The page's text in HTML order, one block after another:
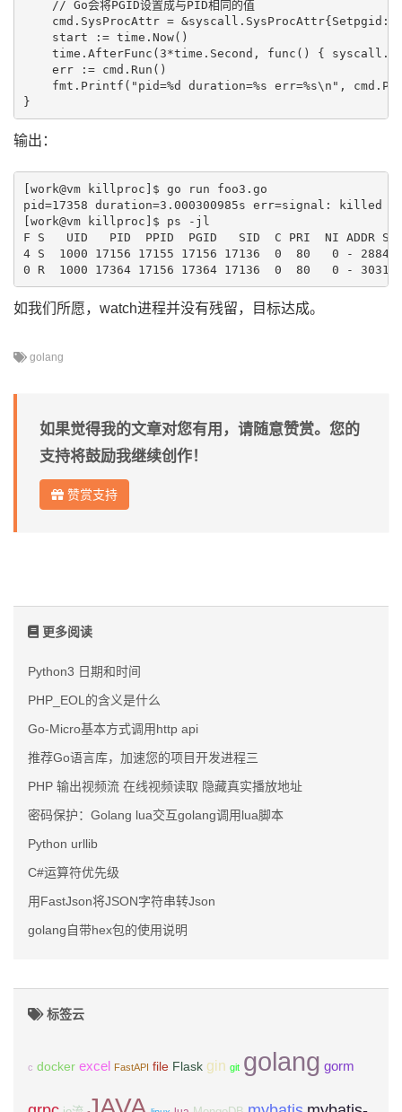
    // Go会将PGID设置成与PID相同的值
cmd.SysProcAttr = &syscall.SysProcAttr{Setpgid:
    start := time.Now()
time.AfterFunc(3*time.Second, func() {
    err := cmd.Run()
fmt.Printf("pid=%d duration=%s err=%s\n",
输出：
[work@vm killproc]$ go run foo3.go
pid=17358 duration=3.000300985s err=signal: killed
[work@vm killproc]$ ps -jl
F S   UID   PID  PPID  PGID   SID  C PRI  NI ADDR SZ
4 S  1000 17156 17155 17156 17136  0  80   0 -
如我们所愿，watch进程并没有残留，目标达成。
golang
如果觉得我的文章对您有用，请随意赞赏。您的
支持将鼓励我继续创作！
赞赏支持
更多阅读
Python3 日期和时间
PHP_EOL的含义是什么
Go-Micro基本方式调用http api
推荐Go语言库，加速您的项目开发进程三
PHP 输出视频流 在线视频读取 隐藏真实播放地址
密码保护：Golang lua交互golang调用lua脚本
Python urllib
C#运算符优先级
用FastJson将JSON字符串转Json
golang自带hex包的使用说明
标签云
c docker excel FastAPI file Flask gin git golang gorm